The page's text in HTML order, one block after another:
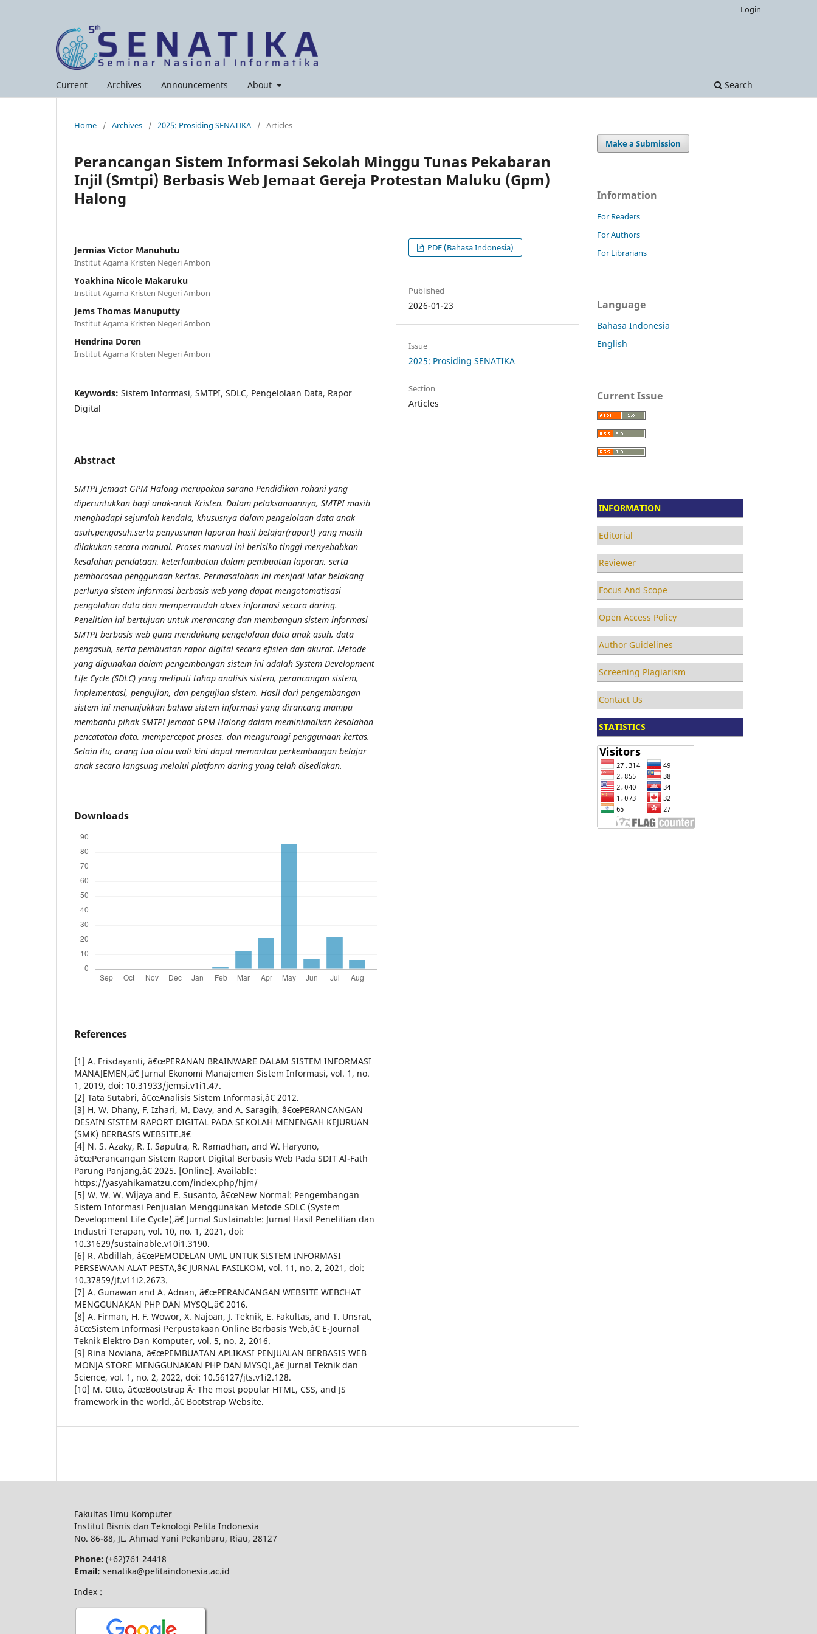
Current Archives Announcements About Search
Login
Home / Archives / 2025: Prosiding SENATIKA / Articles
Perancangan Sistem Informasi Sekolah Minggu Tunas Pekabaran
Injil (Smtpi) Berbasis Web Jemaat Gereja Protestan Maluku (Gpm)
Halong
Jermias Victor Manuhutu
Institut Agama Kristen Negeri Ambon
Yoakhina Nicole Makaruku
Institut Agama Kristen Negeri Ambon
Jems Thomas Manuputty
Institut Agama Kristen Negeri Ambon
Hendrina Doren
Institut Agama Kristen Negeri Ambon
Keywords: Sistem Informasi, SMTPI, SDLC, Pengelolaan Data, Rapor
Digital
Abstract
SMTPI Jemaat GPM Halong merupakan sarana Pendidikan rohani yang
diperuntukkan bagi anak-anak Kristen. Dalam pelaksanaannya, SMTPI masih
menghadapi sejumlah kendala, khususnya dalam pengelolaan data anak
asuh,pengasuh,serta penyusunan laporan hasil belajar(raport) yang masih
dilakukan secara manual. Proses manual ini berisiko tinggi menyebabkan
kesalahan pendataan, keterlambatan dalam pembuatan laporan, serta
pemborosan penggunaan kertas. Permasalahan ini menjadi latar belakang
perlunya sistem informasi berbasis web yang dapat mengotomatisasi
pengolahan data dan mempermudah akses informasi secara daring.
Penelitian ini bertujuan untuk merancang dan membangun sistem informasi
SMTPI berbasis web guna mendukung pengelolaan data anak asuh, data
pengasuh, serta pembuatan rapor digital secara efisien dan akurat. Metode
yang digunakan dalam pengembangan sistem ini adalah System Development
Life Cycle (SDLC) yang meliputi tahap analisis sistem, perancangan sistem,
implementasi, pengujian, dan pengujian sistem. Hasil dari pengembangan
sistem ini menunjukkan bahwa sistem informasi yang dirancang mampu
membantu pihak SMTPI Jemaat GPM Halong dalam meminimalkan kesalahan
pencatatan data, mempercepat proses, dan mengurangi penggunaan kertas.
Selain itu, orang tua atau wali kini dapat memantau perkembangan belajar
anak secara langsung melalui platform daring yang telah disediakan.
Downloads
References
[1] A. Frisdayanti, â€œPERANAN BRAINWARE DALAM SISTEM INFORMASI
MANAJEMEN,â€ Jurnal Ekonomi Manajemen Sistem Informasi, vol. 1, no.
1, 2019, doi: 10.31933/jemsi.v1i1.47.
[2] Tata Sutabri, â€œAnalisis Sistem Informasi,â€ 2012.
[3] H. W. Dhany, F. Izhari, M. Davy, and A. Saragih, â€œPERANCANGAN
DESAIN SISTEM RAPORT DIGITAL PADA SEKOLAH MENENGAH KEJURUAN
(SMK) BERBASIS WEBSITE.â€
[4] N. S. Azaky, R. I. Saputra, R. Ramadhan, and W. Haryono,
â€œPerancangan Sistem Raport Digital Berbasis Web Pada SDIT Al-Fath
Parung Panjang,â€ 2025. [Online]. Available:
https://yasyahikamatzu.com/index.php/hjm/
[5] W. W. W. Wijaya and E. Susanto, â€œNew Normal: Pengembangan
Sistem Informasi Penjualan Menggunakan Metode SDLC (System
Development Life Cycle),â€ Jurnal Sustainable: Jurnal Hasil Penelitian dan
Industri Terapan, vol. 10, no. 1, 2021, doi:
10.31629/sustainable.v10i1.3190.
[6] R. Abdillah, â€œPEMODELAN UML UNTUK SISTEM INFORMASI
PERSEWAAN ALAT PESTA,â€ JURNAL FASILKOM, vol. 11, no. 2, 2021, doi:
10.37859/jf.v11i2.2673.
[7] A. Gunawan and A. Adnan, â€œPERANCANGAN WEBSITE WEBCHAT
MENGGUNAKAN PHP DAN MYSQL,â€ 2016.
[8] A. Firman, H. F. Wowor, X. Najoan, J. Teknik, E. Fakultas, and T. Unsrat,
â€œSistem Informasi Perpustakaan Online Berbasis Web,â€ E-Journal
Teknik Elektro Dan Komputer, vol. 5, no. 2, 2016.
[9] Rina Noviana, â€œPEMBUATAN APLIKASI PENJUALAN BERBASIS WEB
MONJA STORE MENGGUNAKAN PHP DAN MYSQL,â€ Jurnal Teknik dan
Science, vol. 1, no. 2, 2022, doi: 10.56127/jts.v1i2.128.
[10] M. Otto, â€œBootstrap Â· The most popular HTML, CSS, and JS
framework in the world.,â€ Bootstrap Website.
PDF (Bahasa Indonesia)
Published
2026-01-23
Issue
2025: Prosiding SENATIKA
Section
Articles
Make a Submission
Information
For Readers
For Authors
For Librarians
Language
Bahasa Indonesia
English
Current Issue
INFORMATION
Editorial
Reviewer
Focus And Scope
Open Access Policy
Author Guidelines
Screening Plagiarism
Contact Us
STATISTICS
Fakultas Ilmu Komputer
Institut Bisnis dan Teknologi Pelita Indonesia
No. 86-88, JL. Ahmad Yani Pekanbaru, Riau, 28127
Phone: (+62)761 24418
Email: senatika@pelitaindonesia.ac.id
Index :